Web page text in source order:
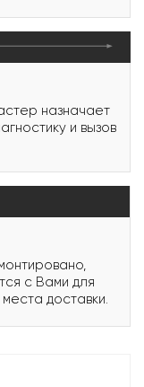
назначает
и вызов
с Вами для
доставки.